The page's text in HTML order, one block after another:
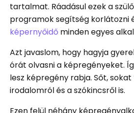
tartalmat. Ráadásul ezek a
programok segítség korlátozni
képernyőidő minden egyes
Azt javaslom, hogy hagyja
órát olvasni a képregényeket.
lesz képregény rabja. Sőt,
irodalomról és a szókincsről is.
Ezen felül néhány